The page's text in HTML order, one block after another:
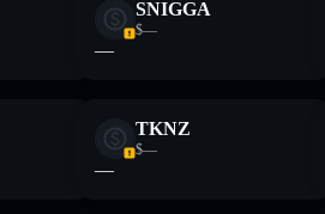
SNIGGA
$—
—
TKNZ
$—
—